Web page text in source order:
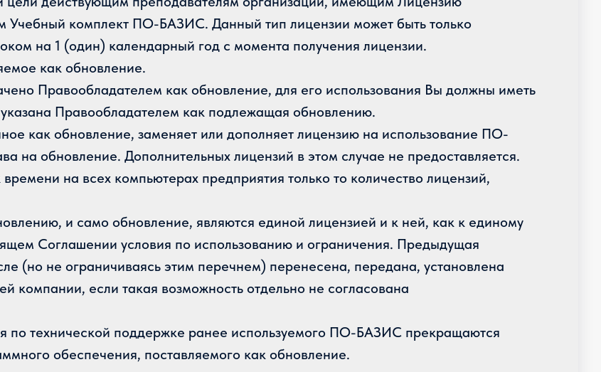
Учебный комплект ПО-БАЗИС. Данный тип лицензии может быть только
на 1 (один) календарный год с момента получения лицензии.
как обновление.
Правообладателем как обновление, для его использования Вы должны иметь
Правообладателем как подлежащая обновлению.
как обновление, заменяет или дополняет лицензию на использование ПО-
обновление. Дополнительных лицензий в этом случае не предоставляется.
на всех компьютерах предприятия только то количество лицензий,
и само обновление, являются единой лицензией и к ней, как к единому
Соглашении условия по использованию и ограничения. Предыдущая
(но не ограничиваясь этим перечнем) перенесена, передана, установлена
компании, если такая возможность отдельно не согласована
по технической поддержке ранее используемого ПО-БАЗИС прекращаются
обеспечения, поставляемого как обновление.